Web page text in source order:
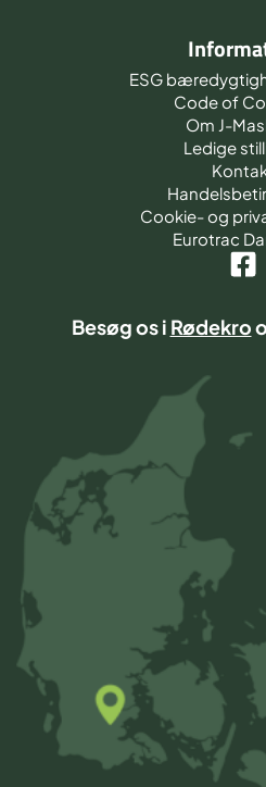
ESG
Code of
Om J-
Ledige
Cookie- og
Eurotrac
Besøg os i Rødekro